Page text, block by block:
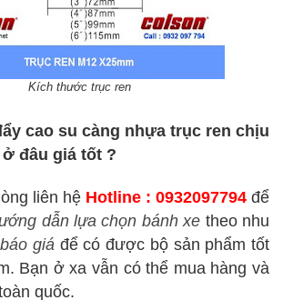
Kích thước trục ren
cao su càng nhựa trục ren chịu
đâu giá tốt ?
liên hệ Hotline : 0932097794 để
dẫn lựa chọn bánh xe theo nhu
báo giá để có được bộ sản phẩm tốt
Bạn ở xa vẫn có thể mua hàng và
quốc.